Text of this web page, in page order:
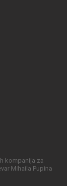
kompanija za
Mihaila Pupina